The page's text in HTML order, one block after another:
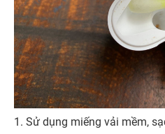
1. Sử dụng miếng vải mềm,